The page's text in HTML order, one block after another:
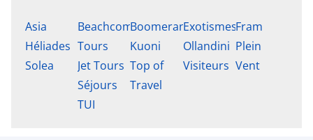
Asia
Héliades
Solea
Beachcomber
Tours
Jet Tours
Séjours
TUI
Boomerang
Kuoni
Top of
Travel
Exotismes
Ollandini
Visiteurs
Fram
Plein
Vent